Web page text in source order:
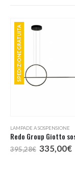
SPEDIZIONE GRATUITA
LAMPADE A SOSPENSIONE
395,28€ Il
prezzo
335,00€Il